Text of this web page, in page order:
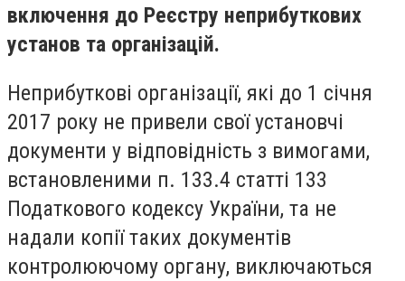
включення до Реєстру неприбуткових
установ та організацій.
Неприбуткові організації, які до 1 січня
2017 року не привели свої установчі
документи у відповідність з вимогами,
встановленими п. 133.4 статті 133
Податкового кодексу України, та не
надали копії таких документів
контролюючому органу, виключаються